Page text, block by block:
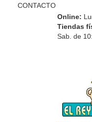
CONTACTO
Online:
Tiendas
Sab. de